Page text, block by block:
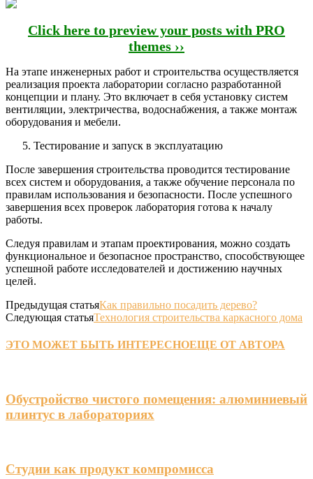
Click here to preview your posts with PRO
themes ››
На этапе инженерных работ и строительства осуществляется
реализация проекта лаборатории согласно разработанной
концепции и плану. Это включает в себя установку систем
вентиляции, электричества, водоснабжения, а также монтаж
оборудования и мебели.
Тестирование и запуск в эксплуатацию
После завершения строительства проводится тестирование
всех систем и оборудования, а также обучение персонала по
правилам использования и безопасности. После успешного
завершения всех проверок лаборатория готова к началу
работы.
Следуя правилам и этапам проектирования, можно создать
функциональное и безопасное пространство, способствующее
успешной работе исследователей и достижению научных
целей.
Предыдущая статьяКак правильно посадить дерево?
Следующая статьяТехнология строительства каркасного дома
ЭТО МОЖЕТ БЫТЬ ИНТЕРЕСНОЕЩЕ ОТ АВТОРА
Обустройство чистого помещения: алюминиевый
плинтус в лабораториях
Студии как продукт компромисса